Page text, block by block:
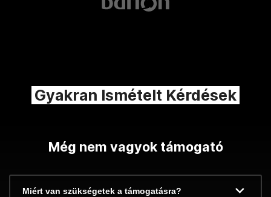
Gyakran Ismételt Kérdések
Még nem vagyok támogató
Miért van szükségetek a támogatásra?